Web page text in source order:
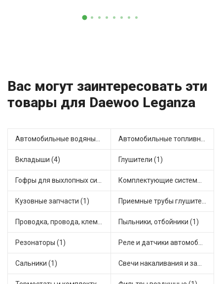
Вас могут заинтересовать эти
товары для Daewoo Leganza
Автомобильные водяные насосы (2) Автомобильные топливные насосы (5)
Вкладыши (4) Глушители (1)
Гофры для выхлопных систем (3) Комплектующие системы выпуска отработавших газов (2)
Кузовные запчасти (1) Приемные трубы глушителя (1)
Проводка, провода, клеммы и разъемы (1) Пыльники, отбойники (1)
Резонаторы (1) Реле и датчики автомобильные (2)
Сальники (1) Свечи накаливания и зажигания (1)